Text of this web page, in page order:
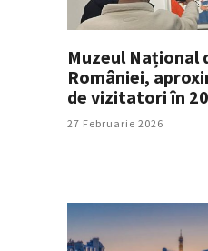
Muzeul Național
României,
de vizitatori în
27 Februarie 2026